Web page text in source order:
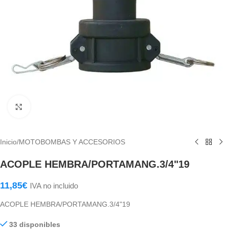
Inicio/MOTOBOMBAS Y ACCESORIOS
ACOPLE HEMBRA/PORTAMANG.3/4"19
11,85€ IVA no incluido
ACOPLE HEMBRA/PORTAMANG.3/4"19
33 disponibles